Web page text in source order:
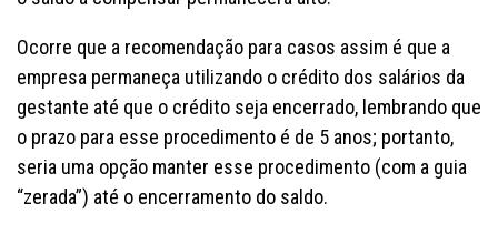
Ocorre que a recomendação para casos assim é que a
empresa permaneça utilizando o crédito dos salários da
gestante até que o crédito seja encerrado, lembrando que
o prazo para esse procedimento é de 5 anos; portanto,
seria uma opção manter esse procedimento (com a guia
“zerada”) até o encerramento do saldo.